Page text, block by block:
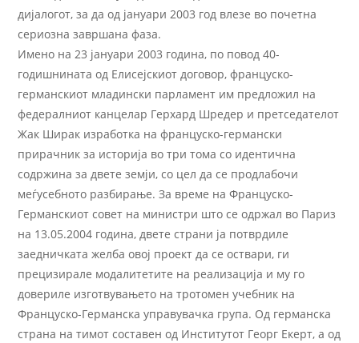
дијалогот, за да од јануари 2003 год влезе во почетна
сериозна завршана фаза.
Имено на 23 јануари 2003 година, по повод 40-
годишнината од Елисејскиот договор, француско-
германскиот младински парламент им предложил на
федералниот канцелар Герхард Шредер и претседателот
Жак Ширак изработка на француско-германски
прирачник за историја во три тома со идентична
содржина за двете земји, со цел да се продлабочи
меѓусебното разбирање. За време на Француско-
Германскиот совет на министри што се одржал во Париз
на 13.05.2004 година, двете страни ја потврдиле
заедничката желба овој проект да се оствари, ги
прецизирале модалитетите на реализација и му го
довериле изготвувањето на тротомен учебник на
Француско-Германска управувачка група. Од германска
страна на тимот составен од Институтот Георг Екерт, а од